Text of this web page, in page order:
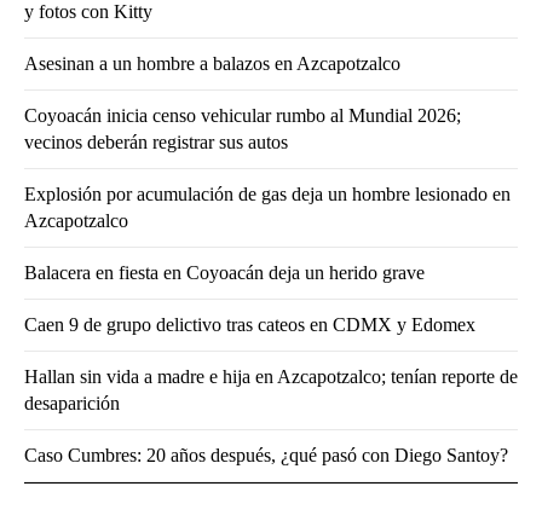
y fotos con Kitty
Asesinan a un hombre a balazos en Azcapotzalco
Coyoacán inicia censo vehicular rumbo al Mundial 2026;
vecinos deberán registrar sus autos
Explosión por acumulación de gas deja un hombre lesionado en
Azcapotzalco
Balacera en fiesta en Coyoacán deja un herido grave
Caen 9 de grupo delictivo tras cateos en CDMX y Edomex
Hallan sin vida a madre e hija en Azcapotzalco; tenían reporte de
desaparición
Caso Cumbres: 20 años después, ¿qué pasó con Diego Santoy?